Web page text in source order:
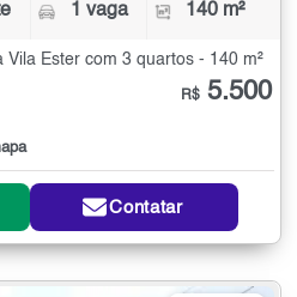
1 vaga 140 m²
Ester com 3 quartos - 140 m²
R$ 5.500
Contatar